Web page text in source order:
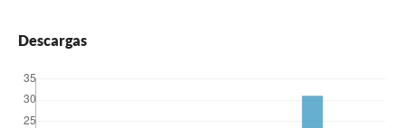
Descargas